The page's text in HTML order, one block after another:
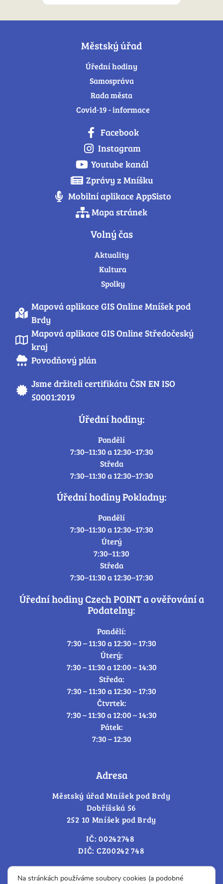
Městský úřad
Úřední hodiny
Samospráva
Rada města
Covid-19 - informace
Facebook
Instagram
Youtube kanál
Zprávy z Mníšku
Mobilní aplikace AppSisto
Mapa stránek
Volný čas
Aktuality
Kultura
Spolky
Mapová aplikace GIS Online Mníšek pod
Brdy
Mapová aplikace GIS Online Středočeský
kraj
Povodňový plán
Jsme držiteli certifikátu ČSN EN ISO
50001:2019
Úřední hodiny:
Pondělí
7:30–11:30 a 12:30–17:30
Středa
7:30–11:30 a 12:30–17:30
Úřední hodiny Pokladny:
Pondělí
7:30–11:30 a 12:30–17:30
Úterý
7:30–11:30
Středa
7:30–11:30 a 12:30–17:30
Úřední hodiny Czech POINT a ověřování a
Podatelny:
Pondělí:
7:30 – 11:30 a 12:30 – 17:30
Úterý:
7:30 – 11:30 a 12:00 – 14:30
Středa:
7:30 – 11:30 a 12:30 – 17:30
Čtvrtek:
7:30 – 11:30 a 12:00 – 14:30
Pátek:
7:30 – 12:30
Adresa
Městský úřad Mníšek pod Brdy
Dobříšská 56
252 10 Mníšek pod Brdy
IČ: 00242748
DIČ: CZ00242 748
Cookies – změna souhlasu
Na stránkách používáme soubory cookies (a podobné